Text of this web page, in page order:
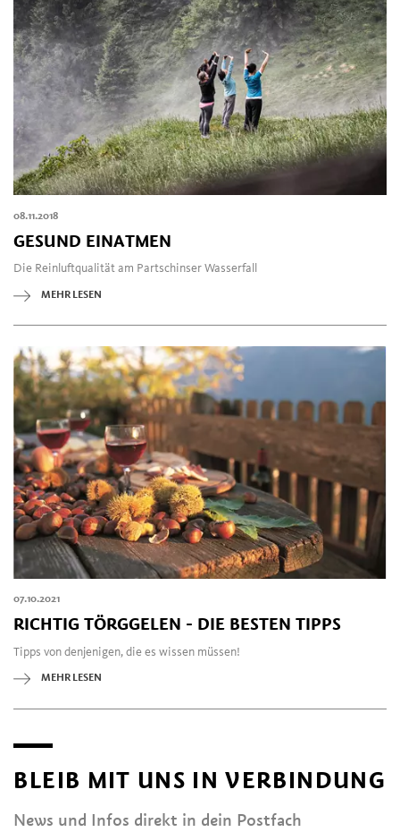
08.11.2018
GESUND EINATMEN
Die Reinluftqualität am Partschinser Wasserfall
MEHR LESEN
07.10.2021
RICHTIG TÖRGGELEN - DIE BESTEN TIPPS
Tipps von denjenigen, die es wissen müssen!
MEHR LESEN
BLEIB MIT UNS IN VERBINDUNG
News und Infos direkt in dein Postfach